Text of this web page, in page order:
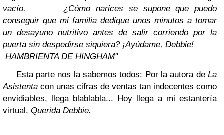
vacío.
¿Cómo narices se supone que puedo
conseguir que mi familia dedique unos minutos a tomar
un desayuno nutritivo antes de salir corriendo por la
puerta sin despedirse siquiera? ¡Ayúdame, Debbie!
HAMBRIENTA DE HINGHAM"
Esta parte nos la sabemos todos: Por la autora de La
Asistenta con unas cifras de ventas tan indecentes como
envidiables, llega blablabla... Hoy llega a mi estantería
virtual, Querida Debbie.